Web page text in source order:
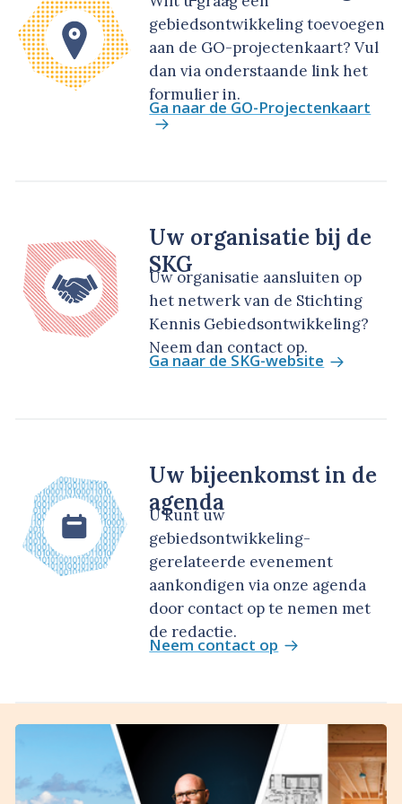
gebiedsontwikkeling toevoegen
aan de GO-projectenkaart? Vul
dan via onderstaande link het
formulier in.
Ga naar de GO-Projectenkaart
Uw organisatie bij de
SKG
Uw organisatie aansluiten op
het netwerk van de Stichting
Kennis Gebiedsontwikkeling?
Neem dan contact op.
Ga naar de SKG-website
Uw bijeenkomst in de
agenda
U kunt uw
gebiedsontwikkeling-
gerelateerde evenement
aankondigen via onze agenda
door contact op te nemen met
de redactie.
Neem contact op